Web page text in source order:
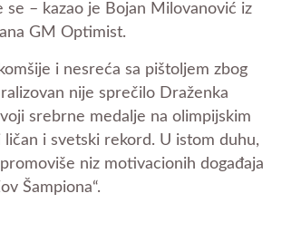
se – kazao je Bojan Milovanović iz
GM Optimist.
i nesreća sa pištoljem zbog
nije sprečilo Draženka
srebrne medalje na olimpijskim
ličan i svetski rekord. U istom duhu,
niz motivacionih događaja
Šampiona“.